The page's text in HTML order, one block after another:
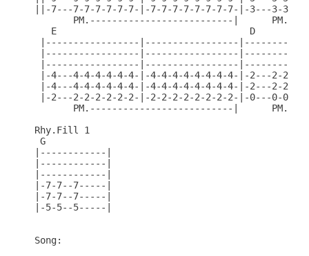
||-7---7-7-7-7-7-7-|-7-7-7-7-7-7-7-7-|-3---3-3-
PM.--------------------------|
E                                   D
|-----------------|-----------------
|-----------------|-----------------
|-----------------|-----------------
|-4---4-4-4-4-4-4-|-4-4-4-4-4-4-4-4-|-2---2-2-
|-4---4-4-4-4-4-4-|-4-4-4-4-4-4-4-4-|-2---2-2-
|-2---2-2-2-2-2-2-|-2-2-2-2-2-2-2-2-|-0---0-0-
PM.--------------------------|
Rhy.Fill 1
G
|------------|
|------------|
|------------|
|-7-7--7-----|
|-7-7--7-----|
|-5-5--5-----|
Song: